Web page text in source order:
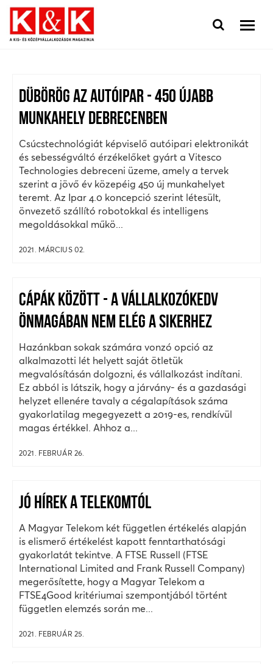
DÜBÖRÖG AZ AUTÓIPAR - 450 ÚJABB
MUNKAHELY DEBRECENBEN
Csúcstechnológiát képviselő autóipari elektronikát
és sebességváltó érzékelőket gyárt a Vitesco
Technologies debreceni üzeme, amely a tervek
szerint a jövő év közepéig 450 új munkahelyet
teremt. Az Ipar 4.0 koncepció szerint létesült,
önvezető szállító robotokkal és intelligens
megoldásokkal műkö...
2021. MÁRCIUS 02.
CÁPÁK KÖZÖTT - A VÁLLALKOZÓKEDV
ÖNMAGÁBAN NEM ELÉG A SIKERHEZ
Hazánkban sokak számára vonzó opció az
alkalmazotti lét helyett saját ötletük
megvalósításán dolgozni, és vállalkozást indítani.
Ez abból is látszik, hogy a járvány- és a gazdasági
helyzet ellenére tavaly a cégalapítások száma
gyakorlatilag megegyezett a 2019-es, rendkívül
magas értékkel. Ahhoz a...
2021. FEBRUÁR 26.
JÓ HÍREK A TELEKOMTÓL
A Magyar Telekom két független értékelés alapján
is elismerő értékelést kapott fenntarthatósági
gyakorlatát tekintve. A FTSE Russell (FTSE
International Limited and Frank Russell Company)
megerősítette, hogy a Magyar Telekom a
FTSE4Good kritériumai szempontjából történt
független elemzés során me...
2021. FEBRUÁR 25.